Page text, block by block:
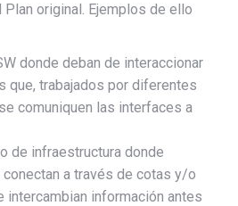
original. Ejemplos de ello
donde deban de interaccionar
que, trabajados por diferentes
comuniquen las interfaces a
de infraestructura donde
a través de cotas y/o
intercambian información antes